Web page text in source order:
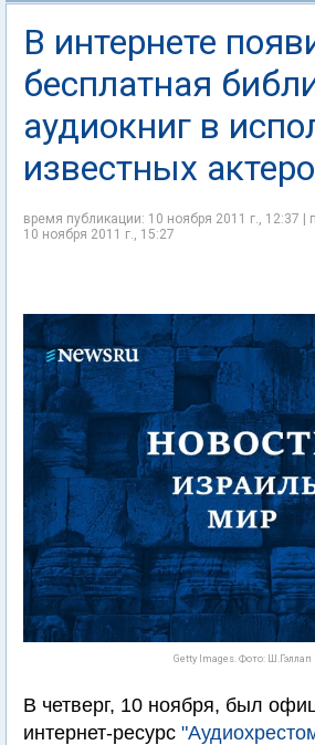
В интернете
бесплатная
аудиокниг в
известных
время публикации: 10 ноября 2011 г., 12:37
10 ноября 2011 г., 15:27
Getty Images. Фото: Ш.Гэллап
В четверг, 10 ноября, был
интернет-ресурс